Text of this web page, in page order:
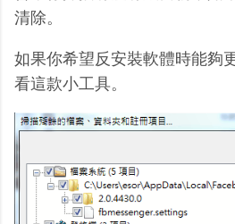
清除。
如果你希望反安裝軟體時能夠
看這款小工具。